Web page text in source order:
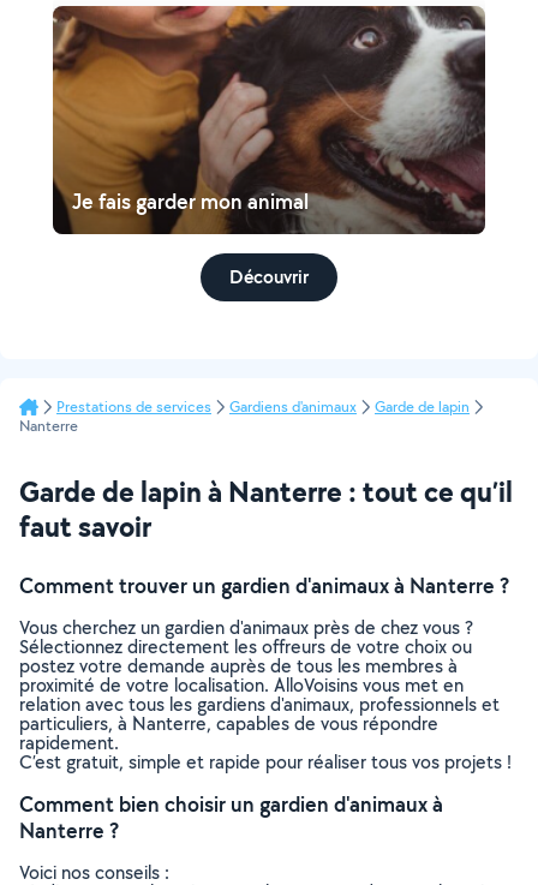
Je fais garder mon animal
Découvrir
Prestations de services Gardiens d'animaux
Garde de lapin
Nanterre
Garde de lapin à Nanterre : tout ce qu’il
faut savoir
Comment trouver un gardien d'animaux à Nanterre ?
Vous cherchez un gardien d'animaux près de chez vous ?
Sélectionnez directement les offreurs de votre choix ou
postez votre demande auprès de tous les membres à
proximité de votre localisation. AlloVoisins vous met en
relation avec tous les gardiens d'animaux, professionnels et
particuliers, à Nanterre, capables de vous répondre
rapidement.
C’est gratuit, simple et rapide pour réaliser tous vos projets !
Comment bien choisir un gardien d'animaux à
Nanterre ?
Voici nos conseils :